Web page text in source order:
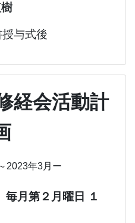
与式後
経会活動計
2023年3月ー
毎月第２月曜日 １